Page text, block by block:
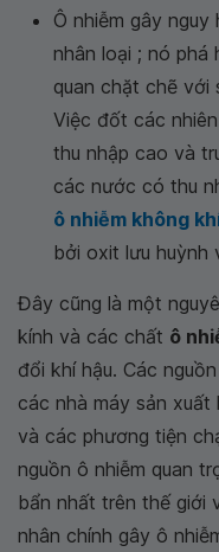
Ô nhiễm gây
nhân loại ; nó phá
quan chặt chẽ với
Việc đốt các
thu nhập cao và
các nước có thu
ô nhiễm không
bởi oxit lưu huỳnh
Đây cũng là một
kính và các chất ô
đổi khí hậu. Các
các nhà máy sản
và các phương tiện
nguồn ô nhiễm quan
bẩn nhất trên thế giới
nhân chính gây ô